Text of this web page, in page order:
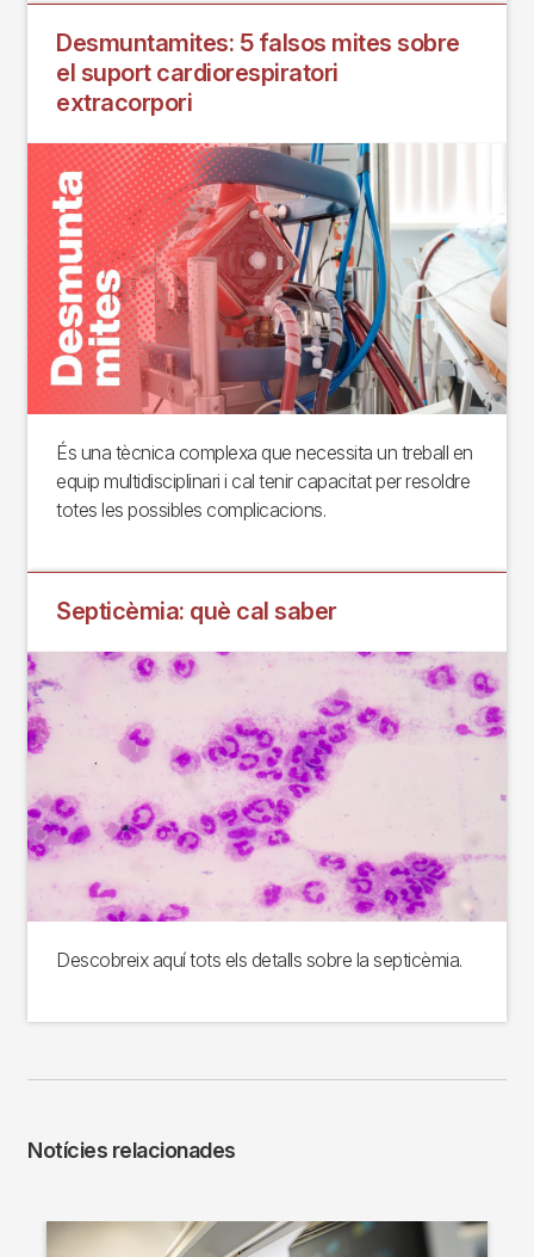
Desmuntamites: 5 falsos mites sobre
el suport cardiorespiratori
extracorpori
És una tècnica complexa que necessita un treball en
equip multidisciplinari i cal tenir capacitat per resoldre
totes les possibles complicacions.
Septicèmia: què cal saber
Descobreix aquí tots els detalls sobre la septicèmia.
Notícies relacionades